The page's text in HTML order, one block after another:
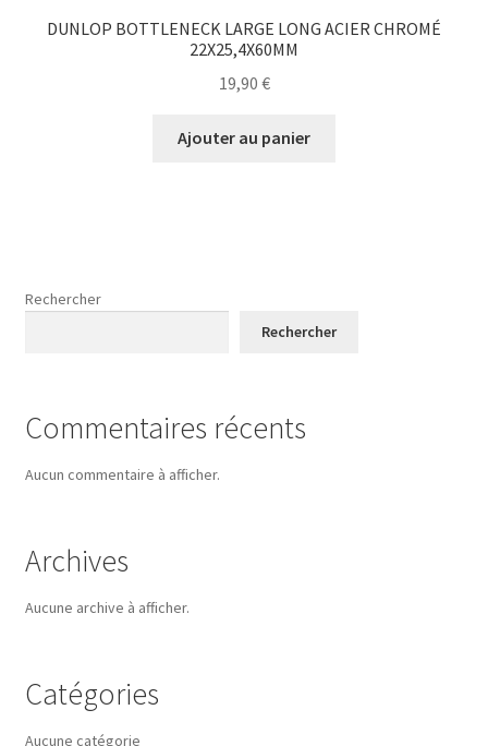
DUNLOP BOTTLENECK LARGE LONG ACIER CHROMÉ
22X25,4X60MM
19,90 €
Ajouter au panier
Rechercher
Rechercher
Commentaires récents
Aucun commentaire à afficher.
Archives
Aucune archive à afficher.
Catégories
Aucune catégorie